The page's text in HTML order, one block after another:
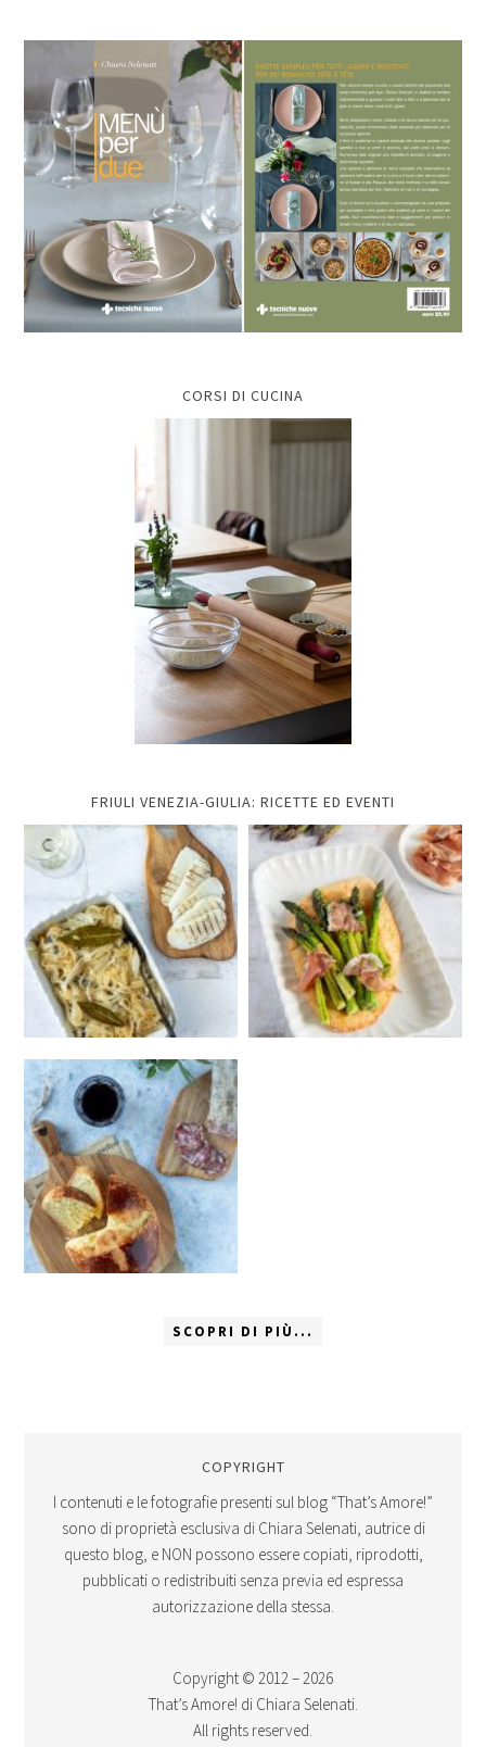
CORSI DI CUCINA
FRIULI VENEZIA-GIULIA: RICETTE ED EVENTI
SCOPRI DI PIÙ...
COPYRIGHT
I contenuti e le fotografie presenti sul blog “That’s Amore!”
sono di proprietà esclusiva di Chiara Selenati, autrice di
questo blog, e NON possono essere copiati, riprodotti,
pubblicati o redistribuiti senza previa ed espressa
autorizzazione della stessa.
Copyright © 2012 – 2026
That’s Amore! di Chiara Selenati.
All rights reserved.